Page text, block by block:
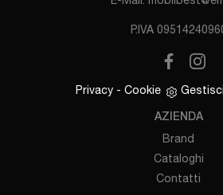
P.IVA
Privacy - Cookie
AZIENDA
Brand
Cataloghi
Contatti